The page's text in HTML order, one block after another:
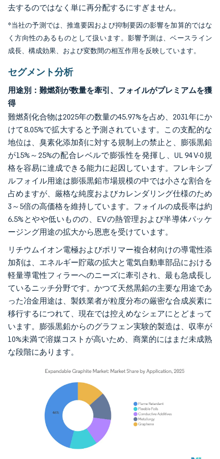
去するのではなく単に再分配するにすぎません。
*当社の予測では、推進要因および抑制要因の影響を加算的ではな
く方向性のあるものとして扱います。影響予測は、ベースライン
成長、構成効果、および変数間の相互作用を反映しています。
セグメント分析
用途別：難燃剤が数量を牽引、フォイルがプレミアムを獲
得
難燃剤化合物は2025年の数量の45.97%を占め、2031年にか
けて8.05%で拡大すると予測されています。この支配的な
地位は、臭素化添加剤に対する規制上の禁止と、膨張黒鉛
が15%～25%の配合レベルで膨張性を発揮し、UL 94 V-0規
格を容易に達成できる能力に起因しています。フレキシブ
ルフォイル用途は膨張黒鉛市場規模の中では小さな割合を
占めますが、厳格な純度およびカレンダリング仕様のため
3～5倍の高価格を維持しています。フォイルの成長率は約
6.5%とやや低いものの、EVの熱管理および半導体パッケ
ージング用途の拡大から恩恵を受けています。
リチウムイオン電極およびポリマー複合材向けの導電性添
加剤は、エネルギー貯蔵の拡大と電気自動車部品における
軽量導電性フィラーへのニーズに牽引され、最も急成長し
ているニッチ分野です。かつて天然黒鉛の主要な用途であ
った冶金用途は、製鉄業者が粒度分布の厳密な合成炭素に
移行するにつれて、現在では控えめなシェアにとどまって
います。膨張黒鉛からのグラフェン実験的製造は、収率が
10%未満で溶媒コストが高いため、商業的にはまだ未成熟
な段階にあります。